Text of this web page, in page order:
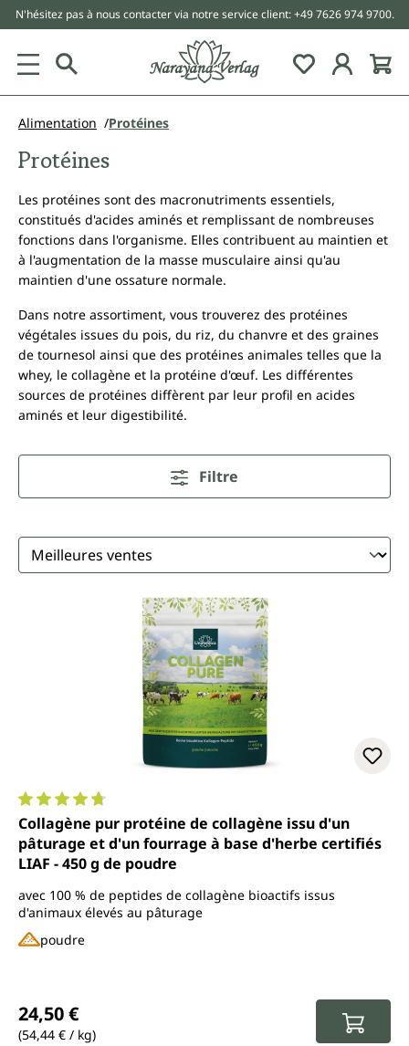
principal
N'hésitez pas à nous contacter via notre service client: +49 7626 974 9700.
Alimentation Protéines
Protéines
Les protéines sont des macronutriments essentiels,
constitués d'acides aminés et remplissant de nombreuses
fonctions dans l'organisme. Elles contribuent au maintien et
à l'augmentation de la masse musculaire ainsi qu'au
maintien d'une ossature normale.
Dans notre assortiment, vous trouverez des protéines
végétales issues du pois, du riz, du chanvre et des graines
de tournesol ainsi que des protéines animales telles que la
whey, le collagène et la protéine d'œuf. Les différentes
sources de protéines diffèrent par leur profil en acides
aminés et leur digestibilité.
Filtre
Note moyenne de 4.7 sur 5 étoiles
Collagène pur protéine de collagène issu d'un
pâturage et d'un fourrage à base d'herbe certifiés
LIAF - 450 g de poudre
avec 100 % de peptides de collagène bioactifs issus
d'animaux élevés au pâturage
poudre
24,50 €
(54,44 € / kg)